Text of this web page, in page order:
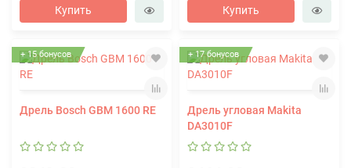
Купить Купить
+ 15 бонусов
Дрель Bosch GBM 1600 RE
+ 17 бонусов
Дрель угловая Makita
DA3010F